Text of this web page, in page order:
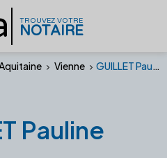
TROUVEZ VOTRE
NOTAIRE
Vienne GUILLET Pauline
Pauline